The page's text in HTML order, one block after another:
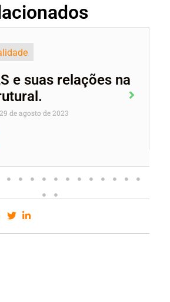
e suas relações na
29 de agosto de 2023